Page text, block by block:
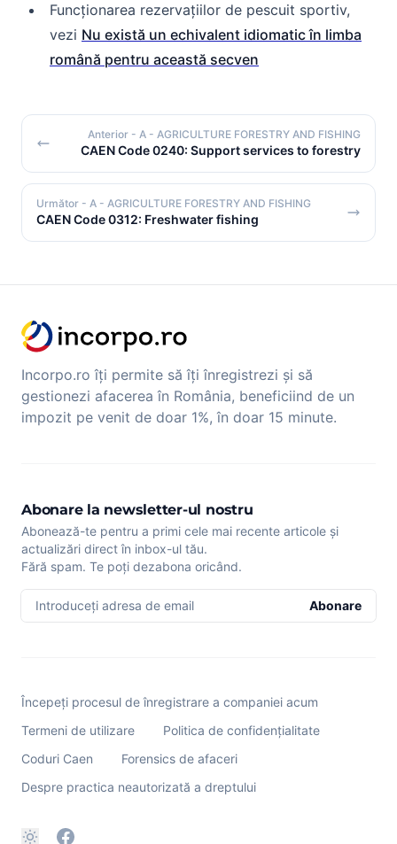
Funcționarea rezervațiilor de pescuit sportiv,
vezi Nu există un echivalent idiomatic în limba
română pentru această secven
Anterior - A - AGRICULTURE FORESTRY AND FISHING
CAEN Code 0240: Support services to forestry
Următor - A - AGRICULTURE FORESTRY AND FISHING
CAEN Code 0312: Freshwater fishing
Incorpo.ro îți permite să îți înregistrezi și să
gestionezi afacerea în România, beneficiind de un
impozit pe venit de doar 1%, în doar 15 minute.
Abonare la newsletter-ul nostru
Abonează-te pentru a primi cele mai recente articole și
actualizări direct în inbox-ul tău.
Fără spam. Te poți dezabona oricând.
Introduceți adresa de email Abonare
Începeți procesul de înregistrare a companiei acum
Termeni de utilizare
Politica de confidențialitate
Coduri Caen
Forensics de afaceri
Despre practica neautorizată a dreptului